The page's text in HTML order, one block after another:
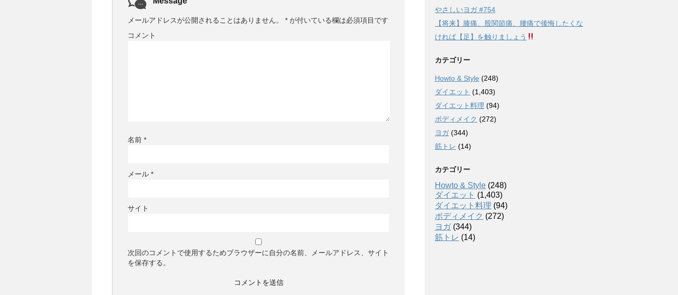
メールアドレスが公開されることはありません。 * が付いている欄は必須項目です
コメント
名前 *
メール *
サイト
次回のコメントで使用するためブラウザーに自分の名前、メールアドレス、サイト
を保存する。
やさしいヨガ #754
【将来】膝痛、股関節痛、腰痛で後悔したくな
ければ【足】を触りましょう
カテゴリー
Howto & Style (248)
ダイエット (1,403)
ダイエット料理 (94)
ボディメイク (272)
ヨガ(344)
筋トレ (14)
カテゴリー
Howto & Style (248)
ダイエット (1,403)
ダイエット料理 (94)
ボディメイク (272)
ヨガ(344)
筋トレ (14)